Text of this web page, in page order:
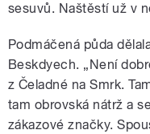
sesuvů. Naštěstí už v
Podmáčená půda
Beskdyech. „Není
z Čeladné na Smrk.
tam obrovská nátrž a
zákazové značky.